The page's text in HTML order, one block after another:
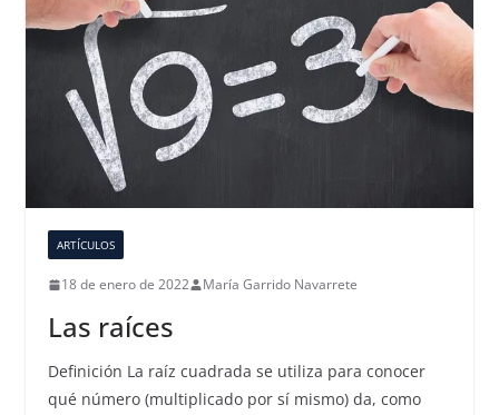
ARTÍCULOS
18 de enero de 2022 María Garrido Navarrete
Las raíces
Definición La raíz cuadrada se utiliza para conocer
qué número (multiplicado por sí mismo) da, como